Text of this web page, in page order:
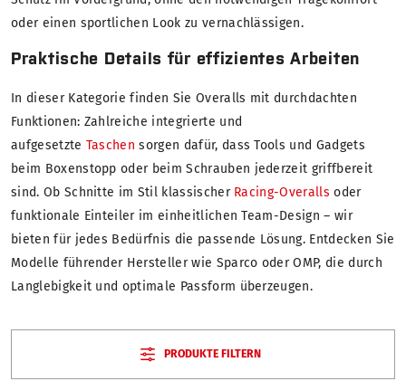
oder einen sportlichen Look zu vernachlässigen.
Praktische Details für effizientes Arbeiten
In dieser Kategorie finden Sie Overalls mit durchdachten
Funktionen: Zahlreiche integrierte und
aufgesetzte Taschen sorgen dafür, dass Tools und Gadgets
beim Boxenstopp oder beim Schrauben jederzeit griffbereit
sind. Ob Schnitte im Stil klassischer Racing-Overalls oder
funktionale Einteiler im einheitlichen Team-Design – wir
bieten für jedes Bedürfnis die passende Lösung. Entdecken Sie
Modelle führender Hersteller wie Sparco oder OMP, die durch
Langlebigkeit und optimale Passform überzeugen.
PRODUKTE FILTERN